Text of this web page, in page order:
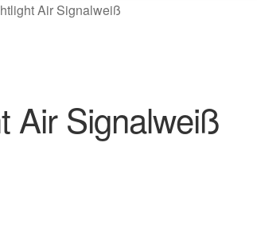
Air Signalweiß
Air Signalweiß